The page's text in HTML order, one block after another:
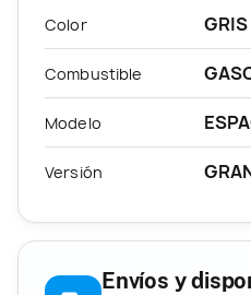
Color
Combustible
Modelo
Versión
Envíos y